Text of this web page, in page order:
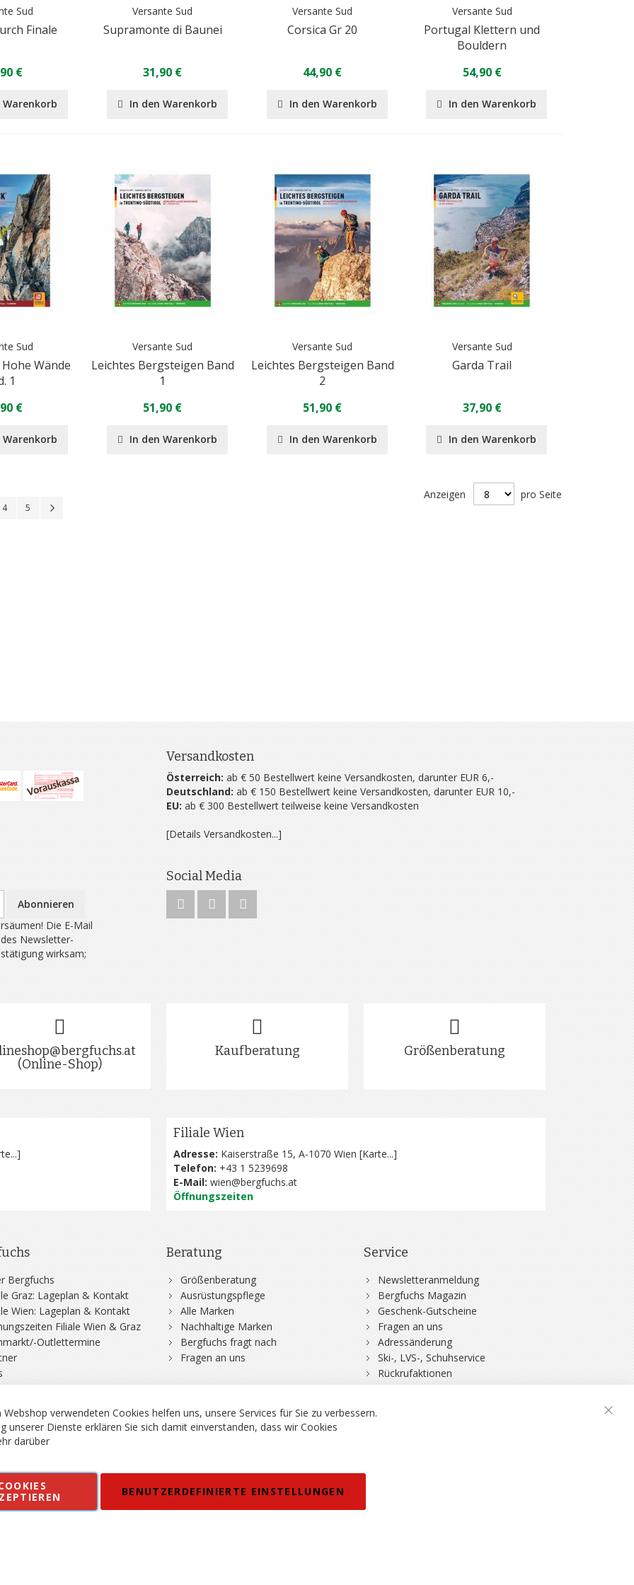
Sud
Finale
€
Warenkorb
Versante Sud
Supramonte di Baunei
31,90 €
In den Warenkorb
Versante Sud
Corsica Gr 20
44,90 €
In den Warenkorb
Versante Sud
Portugal Klettern und
Bouldern
54,90 €
In den Warenkorb
Sud
Wände
1
€
Warenkorb
Versante Sud
Leichtes Bergsteigen Band
1
51,90 €
In den Warenkorb
Versante Sud
Leichtes Bergsteigen Band
2
51,90 €
In den Warenkorb
Versante Sud
Garda Trail
37,90 €
In den Warenkorb
Seite
4 Seite
5
Anzeigen pro Seite
Versandkosten
Österreich: ab € 50 Bestellwert keine Versandkosten, darunter EUR 6,-
Deutschland: ab € 150 Bestellwert keine Versandkosten, darunter EUR 10,-
EU: ab € 300 Bestellwert teilweise keine Versandkosten
[Details Versandkosten...]
Abonnieren
Die E-Mail
Newsletter-
wirksam;
Social Media
(Online-Shop)
Kaufberatung Größenberatung
]
Filiale Wien
Adresse: Kaiserstraße 15, A-1070 Wien [Karte...]
Telefon: +43 1 5239698
E-Mail: wien@bergfuchs.at
Öffnungszeiten
Bergfuchs
Graz: Lageplan & Kontakt
Wien: Lageplan & Kontakt
Filiale Wien & Graz
Outlettermine
Beratung
Größenberatung
Ausrüstungspflege
Alle Marken
Nachhaltige Marken
Bergfuchs fragt nach
Fragen an uns
Service
Newsletteranmeldung
Bergfuchs Magazin
Geschenk-Gutscheine
Fragen an uns
Adressänderung
Ski-, LVS-, Schuhservice
Rückrufaktionen
DSV-Skiversicherung
Kontakt AGB Datenschutz
Barrierefreiheitserklärung
in EUR, Angebot solange Vorrat reicht. Fehler, Irrtümer und Preisänderungen vorbehalten.
Webshop verwendeten Cookies helfen uns, unsere Services für Sie zu verbessern.
unserer Dienste erklären Sie sich damit einverstanden, dass wir Cookies
darüber
BENUTZERDEFINIERTE EINSTELLUNGEN